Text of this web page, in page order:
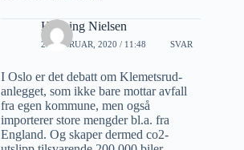
Henning Nielsen
27 FEBRUAR, 2020 / 11:48 SVAR
I Oslo er det debatt om Klemetsrud-
anlegget, som ikke bare mottar avfall
fra egen kommune, men også
importerer store mengder bl.a. fra
England. Og skaper dermed co2-